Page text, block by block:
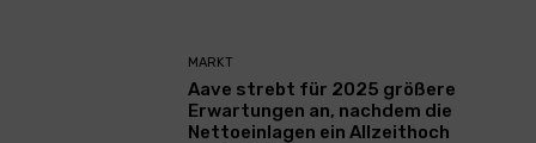
MARKT
Aave strebt für 2025 größere
Erwartungen an, nachdem die
Nettoeinlagen ein Allzeithoch